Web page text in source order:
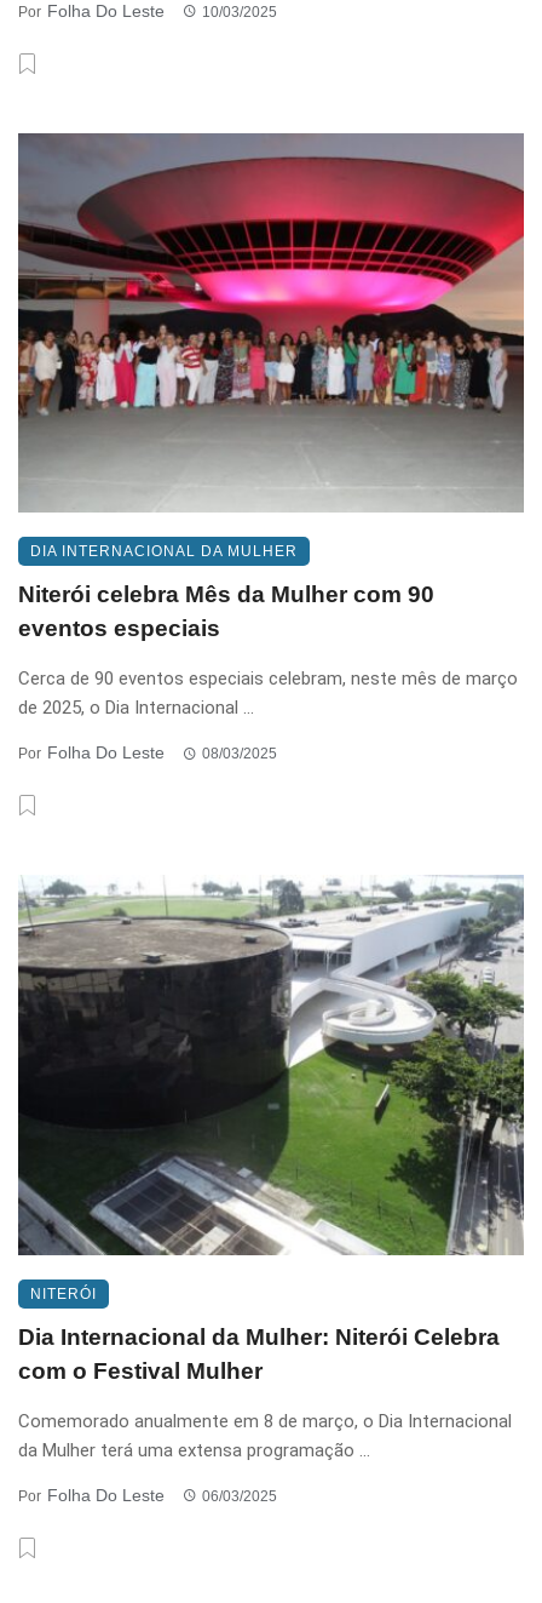
Por Folha Do Leste 10/03/2025
DIA INTERNACIONAL DA MULHER
Niterói celebra Mês da Mulher com 90
eventos especiais
Cerca de 90 eventos especiais celebram, neste mês de março
de 2025, o Dia Internacional ...
Por Folha Do Leste 08/03/2025
NITERÓI
Dia Internacional da Mulher: Niterói Celebra
com o Festival Mulher
Comemorado anualmente em 8 de março, o Dia Internacional
da Mulher terá uma extensa programação ...
Por Folha Do Leste 06/03/2025